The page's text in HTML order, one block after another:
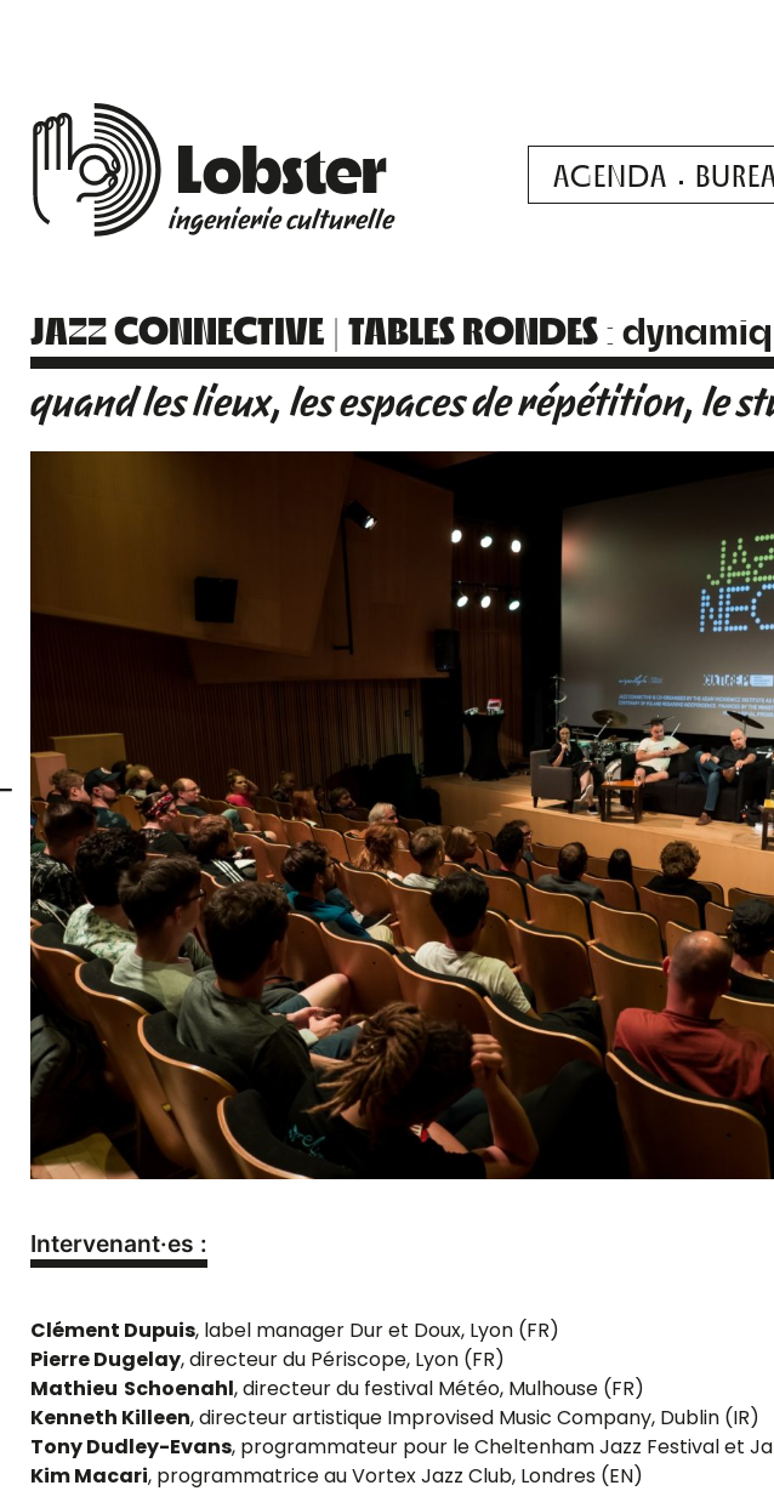
Lobster
ingenierie culturelle
AGENDA
JAZZ CONNECTIVE | TABLES RONDES:
quand les lieux, les espaces de répétition, le
Intervenant·es :
Clément Dupuis, label manager Dur et Doux, Lyon (FR)
Pierre Dugelay, directeur du Périscope, Lyon (FR)
Mathieu Schoenahl, directeur du festival Météo, Mulhouse (FR)
Kenneth Killeen, directeur artistique Improvised Music Company, Dublin (IR)
Tony Dudley-Evans, programmateur pour le Cheltenham Jazz Festival et
Kim Macari, programmatrice au Vortex Jazz Club, Londres (EN)